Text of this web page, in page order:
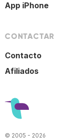
App iPhone
CONTACTAR
Contacto
Afiliados
© 2005 - 2026